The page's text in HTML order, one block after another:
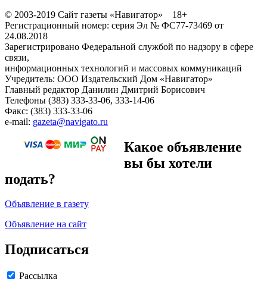
© 2003-2019 Сайт газеты «Навигатор» 18+
Регистрационный номер: серия Эл № ФС77-73469 от
24.08.2018
Зарегистрировано Федеральной службой по надзору в сфере
связи,
информационных технологий и массовых коммуникаций
Учредитель: ООО Издательский Дом «Навигатор»
Главный редактор Данилин Дмитрий Борисович
Телефоны (383) 333-33-06, 333-14-06
Факс: (383) 333-33-06
e-mail: gazeta@navigato.ru
Какое объявление
вы бы хотели
подать?
Объявление в газету
Объявление на сайт
Подписаться
Рассылка